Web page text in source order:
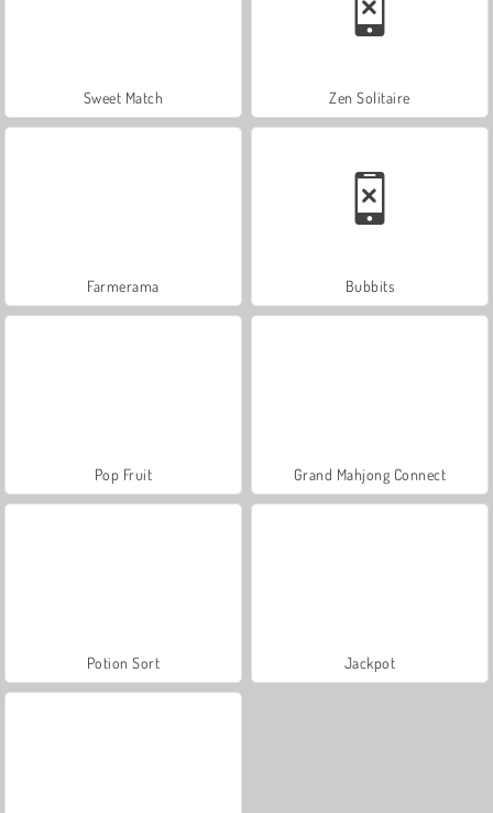
Sweet Match Zen Solitaire
Farmerama Bubbits
Pop Fruit Grand Mahjong Connect
Potion Sort Jackpot